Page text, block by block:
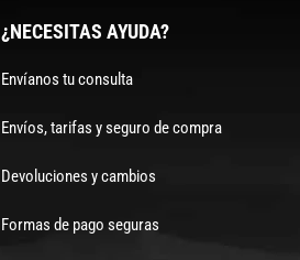
¿NECESITAS AYUDA?
Envíanos tu consulta
Envíos, tarifas y seguro de compra
Devoluciones y cambios
Formas de pago seguras